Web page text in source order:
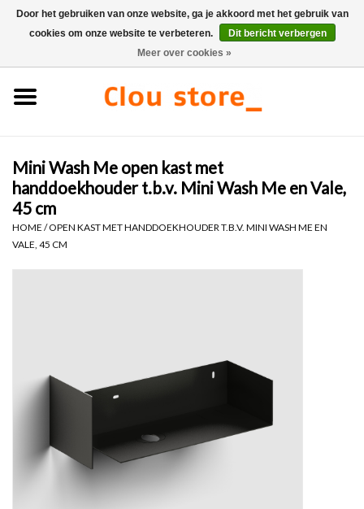
0 Artikelen - €0,00
Fonteinsets
Fonteinen
Spiegels
Badkamer accessoires
Mini Wash Me open kast met
handdoekhouder t.b.v. Mini Wash Me en Vale,
45 cm
HOME /OPEN KAST MET HANDDOEKHOUDER T.B.V. MINI WASH ME EN
VALE, 45 CM
Door het gebruiken van onze website, ga je akkoord met het gebruik van
cookies om onze website te verbeteren.
Dit bericht verbergen
Meer over cookies »